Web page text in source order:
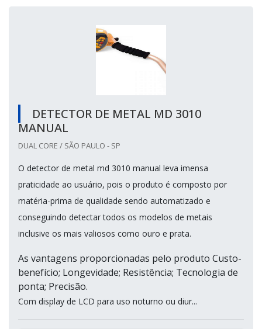
DETECTOR DE METAL MD 3010
MANUAL
DUAL CORE / SÃO PAULO - SP
O detector de metal md 3010 manual leva imensa
praticidade ao usuário, pois o produto é composto por
matéria-prima de qualidade sendo automatizado e
conseguindo detectar todos os modelos de metais
inclusive os mais valiosos como ouro e prata.
As vantagens proporcionadas pelo produto Custo-
benefício; Longevidade; Resistência; Tecnologia de
ponta; Precisão.
Com display de LCD para uso noturno ou diur...